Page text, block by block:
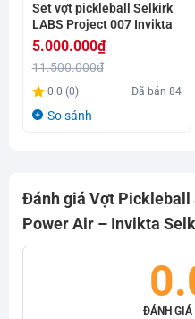
Set vợt pickleball Selkirk
LABS Project 007 Invikta
11.500.000₫
Giá
gốc
5.000.000₫
Giá
hiện
0.0 (0) Đã bán84
So sánh
Đánh giá Vợt Pickleball
Power Air – Invikta
ĐÁNH GIÁ